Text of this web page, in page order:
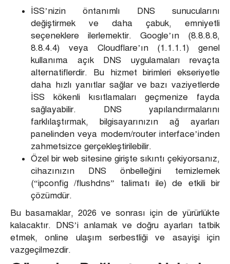
İSS’nizin öntanımlı DNS sunucularını
değiştirmek ve daha çabuk, emniyetli
seçeneklere ilerlemektir. Google’ın (8.8.8.8,
8.8.4.4) veya Cloudflare’ın (1.1.1.1) genel
kullanıma açık DNS uygulamaları revaçta
alternatiflerdir. Bu hizmet birimleri ekseriyetle
daha hızlı yanıtlar sağlar ve bazı vaziyetlerde
İSS kökenli kısıtlamaları geçmenize fayda
sağlayabilir. DNS yapılandırmalarını
farklılaştırmak, bilgisayarınızın ağ ayarları
panelinden veya modem/router interface’inden
zahmetsizce gerçekleştirilebilir.
Özel bir web sitesine girişte sıkıntı çekiyorsanız,
cihazınızın DNS önbelleğini temizlemek
(“ipconfig /flushdns” talimatı ile) de etkili bir
çözümdür.
Bu basamaklar, 2026 ve sonrası için de yürürlükte
kalacaktır. DNS’i anlamak ve doğru ayarları tatbik
etmek, online ulaşım serbestliği ve asayişi için
vazgeçilmezdir.